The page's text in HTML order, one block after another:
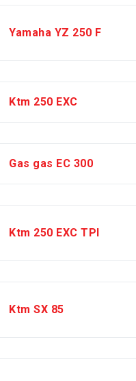
Yamaha YZ 250 F
Ktm 250 EXC
Gas gas EC 300
Ktm 250 EXC TPI
Ktm SX 85